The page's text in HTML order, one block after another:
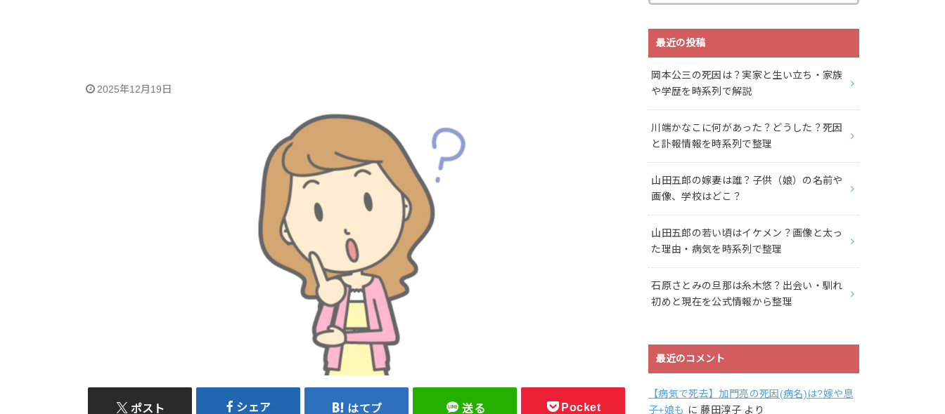
2025年12月19日
ポスト シェア はてブ 送る Pocket
最近の投稿
岡本公三の死因は？実家と生い立ち・家族
や学歴を時系列で解説
川端かなこに何があった？どうした？死因
と訃報情報を時系列で整理
山田五郎の嫁妻は誰？子供（娘）の名前や
画像、学校はどこ？
山田五郎の若い頃はイケメン？画像と太っ
た理由・病気を時系列で整理
石原さとみの旦那は糸木悠？出会い・馴れ
初めと現在を公式情報から整理
最近のコメント
【病気で死去】加門亮の死因(病名)は?嫁や息
子+娘も に藤田淳子より